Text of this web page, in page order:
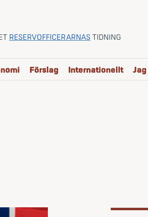
RESERVOFFICERARNAS TIDNING
Förslag Internationellt